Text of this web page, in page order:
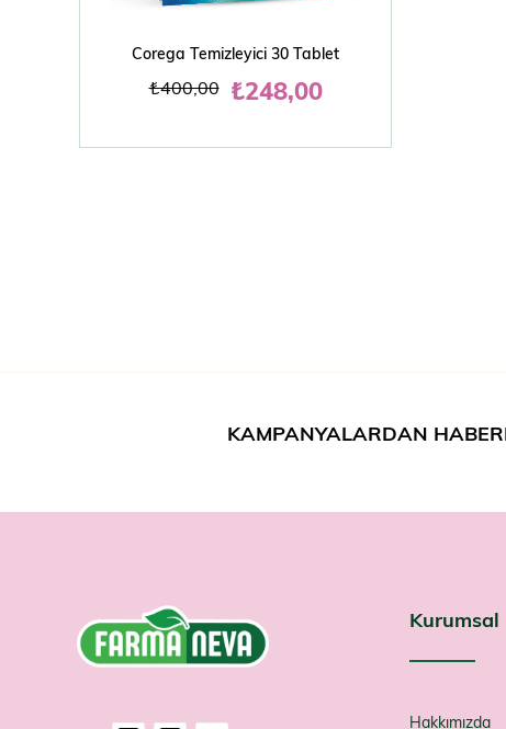
SEPETE EKLE
Corega Temizleyici 30 Tablet
₺248,00
₺400,00
KAMPANYALARDAN
Kurumsal
Hakkımızda